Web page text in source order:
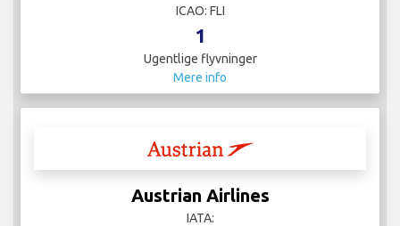
ICAO: FLI
1
Ugentlige flyvninger
Mere info
Austrian Airlines
IATA: